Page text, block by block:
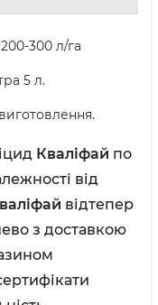
200-300 л/га
5 л.
Кваліфай по
від
відтепер
з доставкою